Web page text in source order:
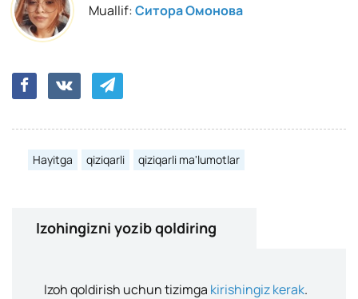
Muallif:Ситора Омонова
Hayitga qiziqarli qiziqarli ma'lumotlar
Izohingizni yozib qoldiring
Izoh qoldirish uchun tizimga kirishingiz kerak.